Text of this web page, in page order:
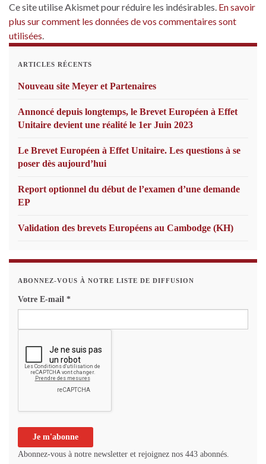
Ce site utilise Akismet pour réduire les indésirables. En savoir
plus sur comment les données de vos commentaires sont
utilisées.
ARTICLES RÉCENTS
Nouveau site Meyer et Partenaires
Annoncé depuis longtemps, le Brevet Européen à Effet
Unitaire devient une réalité le 1er Juin 2023
Le Brevet Européen à Effet Unitaire. Les questions à se
poser dès aujourd’hui
Report optionnel du début de l’examen d’une demande
EP
Validation des brevets Européens au Cambodge (KH)
ABONNEZ-VOUS À NOTRE LISTE DE DIFFUSION
Votre E-mail *
Abonnez-vous à notre newsletter et rejoignez nos 443 abonnés.